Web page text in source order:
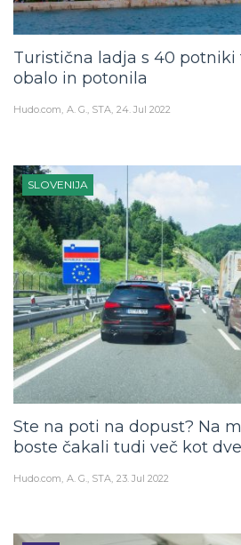
Turistična ladja s 40
obalo in potonila
Hudo.com A. G., STA 24. Jul 2022
SLOVENIJA
Ste na poti na dopust? Na
boste čakali tudi več kot
Hudo.com A. G., STA 23. Jul 2022